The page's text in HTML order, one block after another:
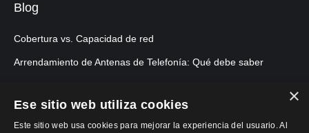
Blog
Cobertura vs. Capacidad de red
Arrendamiento de Antenas de Telefonía: Qué debe saber
×
Ese sitio web utiliza cookies
Este sitio web usa cookies para mejorar la experiencia del usuario. Al